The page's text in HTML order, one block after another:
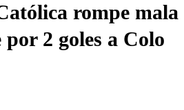
rompe mala
2 goles a Colo